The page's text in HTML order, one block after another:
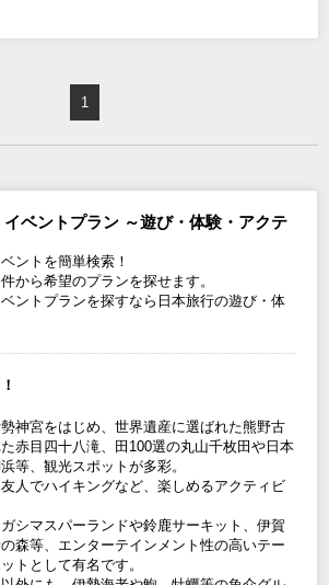
1
ベントプラン ～遊び・体験・アクテ
ントを簡単検索！
から希望のプランを探せます。
ントプランを探すなら日本旅行の遊び・体
神宮をはじめ、世界遺産に選ばれた熊野古
赤目四十八滝、田100選の丸山千枚田や日本
等、観光スポットが多彩。
人でハイキングなど、楽しめるアクティビ
シマスパーランドや鈴鹿サーキット、伊賀
森等、エンターテインメント性の高いテー
トとして有名です。